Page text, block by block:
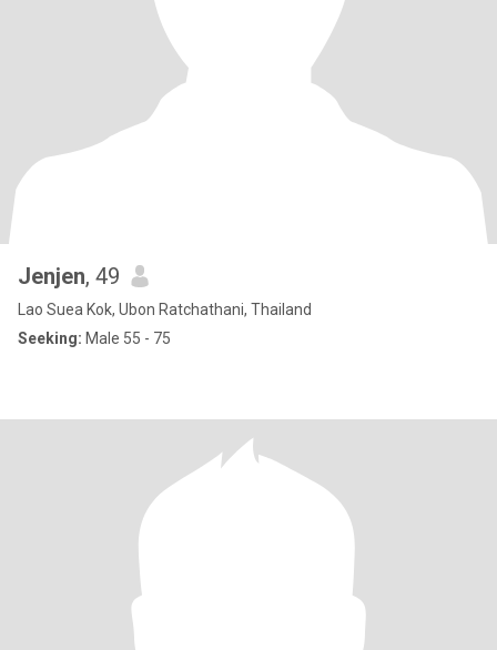
Jenjen, 49
Lao Suea Kok, Ubon Ratchathani, Thailand
Seeking: Male 55 - 75